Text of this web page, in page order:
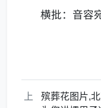
横批：音容
上
殡葬花图片,